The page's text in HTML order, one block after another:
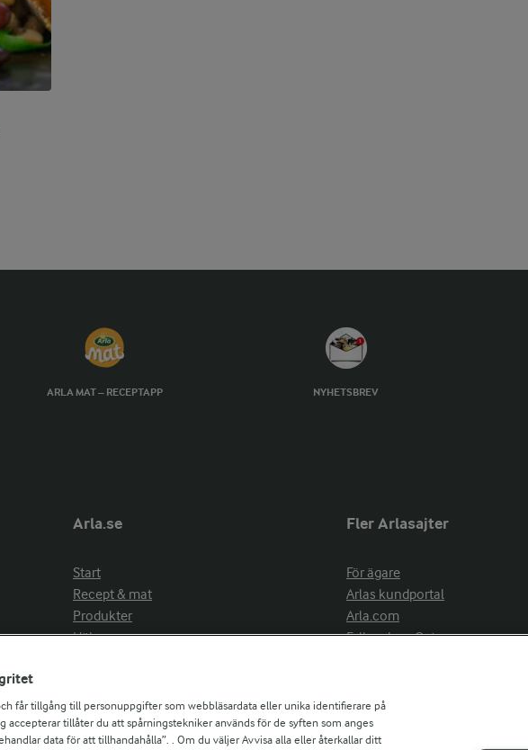
ARLA MAT – RECEPTAPP NYHETSBREV
Arla.se
Start
Recept & mat
Produkter
Hälsa
Aktuellt
Om Arla
Nyheter & press
Fler Arlasajter
För ägare
Arlas kundportal
Arla.com
Falbygdens Ost
får tillgång till personuppgifter som webbläsardata eller unika identifierare på
accepterar tillåter du att spårningstekniker används för de syften som anges
data för att tillhandahålla”. . Om du väljer Avvisa alla eller återkallar ditt